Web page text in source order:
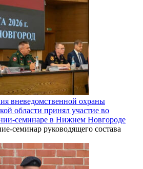
вневедомственной охраны
области принял участие во
семинаре в Нижнем Новгороде
семинар руководящего состава